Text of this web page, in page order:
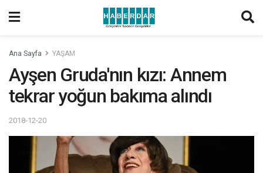
Ana Sayfa YAŞAM
Ayşen Gruda'nın kızı: Annem
tekrar yoğun bakıma alındı
2018-12-20